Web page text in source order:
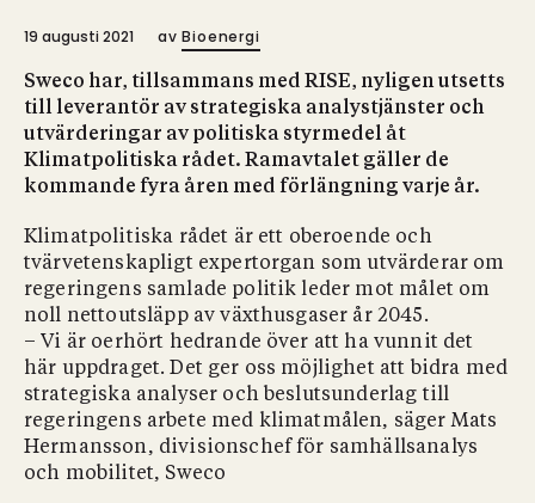
19 augusti 2021 av Bioenergi
Sweco har, tillsammans med RISE, nyligen utsetts
till leverantör av strategiska analystjänster och
utvärderingar av politiska styrmedel åt
Klimatpolitiska rådet. Ramavtalet gäller de
kommande fyra åren med förlängning varje år.
Klimatpolitiska rådet är ett oberoende och
tvärvetenskapligt expertorgan som utvärderar om
regeringens samlade politik leder mot målet om
noll nettoutsläpp av växthusgaser år 2045.
– Vi är oerhört hedrande över att ha vunnit det
här uppdraget. Det ger oss möjlighet att bidra med
strategiska analyser och beslutsunderlag till
regeringens arbete med klimatmålen, säger Mats
Hermansson, divisionschef för samhällsanalys
och mobilitet, Sweco